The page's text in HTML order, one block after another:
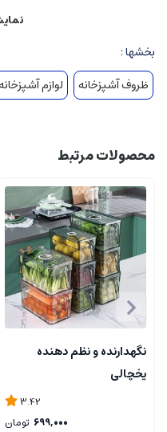
بخشها :
ظروف آشپزخانه
لوازم
محصولات مرتبط
نگهدارنده و نظم دهنده
یخچالی
3.42
699,000 تومان